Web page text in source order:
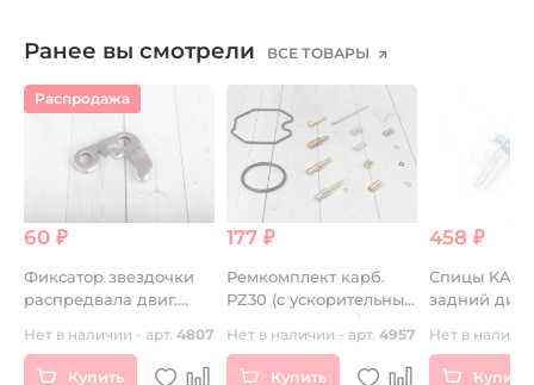
Ранее вы смотрели ВСЕ ТОВАРЫ
Распродажа
60 ₽
Фиксатор звездочки
распредвала двиг.
Нет в наличии - арт. 4807
Купить
177 ₽
Ремкомплект карб.
PZ30 (с ускорительным
250см3 SM-PARTS
Нет в наличии - арт. 4957
Купить
458 ₽
Спицы KAYO
задний диск
Нет в
Купить